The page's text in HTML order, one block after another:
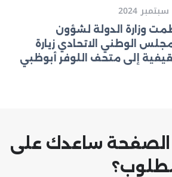
وزارة الدولة لشؤون
الوطني الاتحادي زيارة
إلى متحف اللوفر أبوظبي
ساعدك على